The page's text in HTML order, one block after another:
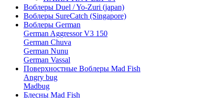
Воблеры Duel / Yo-Zuri (japan)
Воблеры SureCatch (Singapore)
Воблеры German
German Aggressor V3 150
German Chuva
German Nunu
German Vassal
Поверхностные Воблеры Mad Fish
Angry bug
Madbug
Блесны Mad Fish